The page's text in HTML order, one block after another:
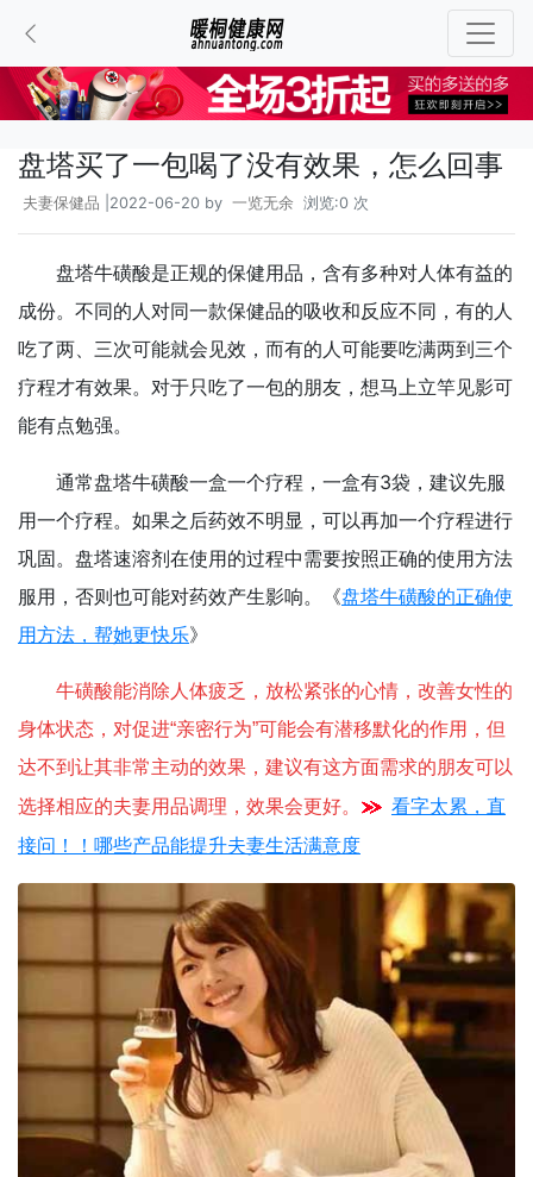
盘塔买了一包喝了没有效果，怎么回事
夫妻保健品 |2022-06-20 by 一览无余 浏览:0 次
盘塔牛磺酸是正规的保健用品，含有多种对人体有益的
成份。不同的人对同一款保健品的吸收和反应不同，有的人
吃了两、三次可能就会见效，而有的人可能要吃满两到三个
疗程才有效果。对于只吃了一包的朋友，想马上立竿见影可
能有点勉强。
通常盘塔牛磺酸一盒一个疗程，一盒有3袋，建议先服
用一个疗程。如果之后药效不明显，可以再加一个疗程进行
巩固。盘塔速溶剂在使用的过程中需要按照正确的使用方法
服用，否则也可能对药效产生影响。《盘塔牛磺酸的正确使
用方法，帮她更快乐》
牛磺酸能消除人体疲乏，放松紧张的心情，改善女性的
身体状态，对促进“亲密行为”可能会有潜移默化的作用，但
达不到让其非常主动的效果 ， 建议有这方面需求的朋友可以
选择相应的夫妻用品调理，效果会更好。
看字太累，直
接问！！哪些产品能提升夫妻生活满意度